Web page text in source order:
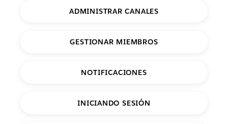
ADMINISTRAR CANALES
GESTIONAR MIEMBROS
NOTIFICACIONES
INICIANDO SESIÓN